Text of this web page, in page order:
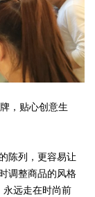
，贴心创意生
陈列，更容易让
调整商品的风格
永远走在时尚前